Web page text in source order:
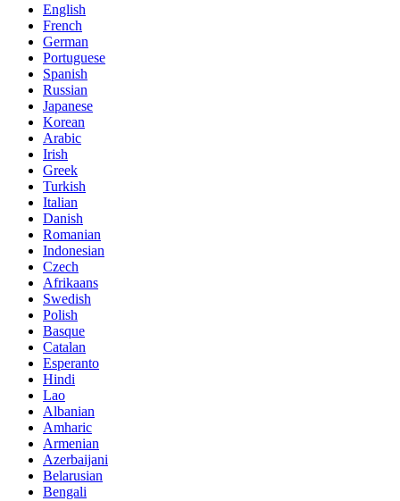
English
French
German
Portuguese
Spanish
Russian
Japanese
Korean
Arabic
Irish
Greek
Turkish
Italian
Danish
Romanian
Indonesian
Czech
Afrikaans
Swedish
Polish
Basque
Catalan
Esperanto
Hindi
Lao
Albanian
Amharic
Armenian
Azerbaijani
Belarusian
Bengali